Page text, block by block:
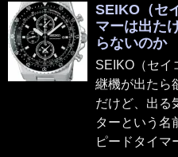
SEIKO（セ
マーは出た
らないのか
SEIKO（セイ
継機が出たら
だけど、出る
ターという名
ピードタイマ